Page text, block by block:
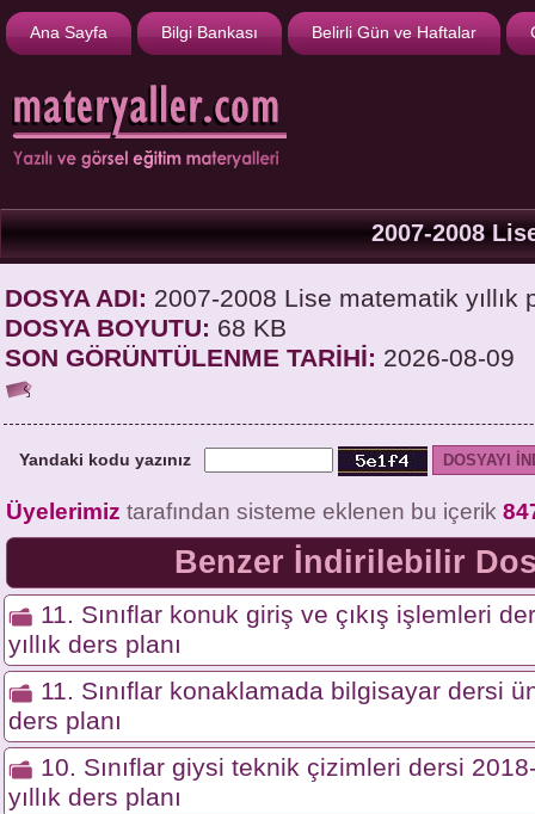
Ana Sayfa Bilgi Bankası Belirli Gün ve Haftalar
2007-2008
DOSYA ADI: 2007-2008 Lise matematik yıllık
DOSYA BOYUTU: 68 KB
SON GÖRÜNTÜLENME TARİHİ: 2026-08-09
Yandaki kodu yazınız
Üyelerimiz tarafından sisteme eklenen bu içerik
Benzer İndirilebilir
11. Sınıflar konuk giriş ve çıkış işlemleri
yıllık ders planı
11. Sınıflar konaklamada bilgisayar dersi
ders planı
10. Sınıflar giysi teknik çizimleri dersi
yıllık ders planı